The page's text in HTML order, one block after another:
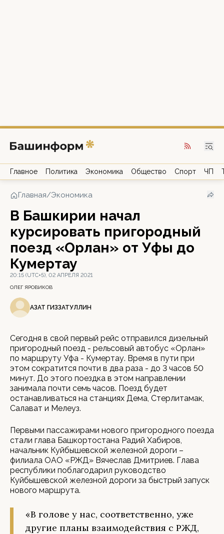
Главное Политика Экономика Общество Спорт ЧП
Главная/Экономика
В Башкирии начал
курсировать пригородный
поезд «Орлан» от Уфы до
Кумертау
20:15 (UTC+5), 02 АПРЕЛЯ 2021
ОЛЕГ ЯРОВИКОВ
АЗАТ ГИЗЗАТУЛЛИН
Сегодня в свой первый рейс отправился дизельный
пригородный поезд - рельсовый автобус «Орлан»
по маршруту Уфа - Кумертау. Время в пути при
этом сократится почти в два раза - до 3 часов 50
минут. До этого поездка в этом направлении
занимала почти семь часов. Поезд будет
останавливаться на станциях Дема, Стерлитамак,
Салават и Мелеуз.
Первыми пассажирами нового пригородного поезда
стали глава Башкортостана Радий Хабиров,
начальник Куйбышевской железной дороги –
филиала ОАО «РЖД» Вячеслав Дмитриев. Глава
республики поблагодарил руководство
Куйбышевской железной дороги за быстрый запуск
нового маршрута.
«В голове у нас, соответственно, уже
другие планы взаимодействия с РЖД,